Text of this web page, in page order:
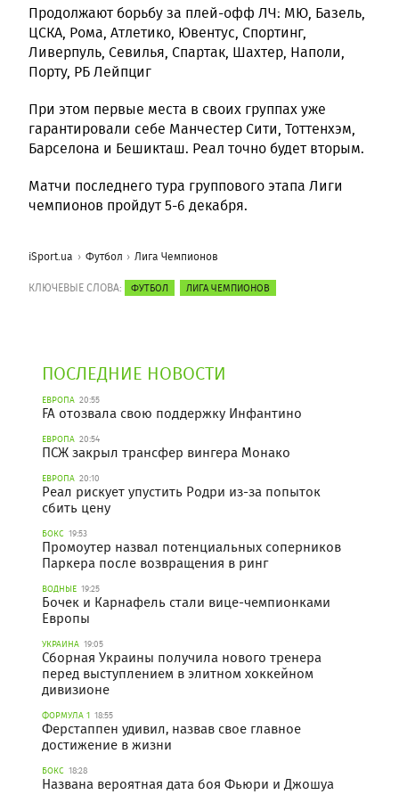
Продолжают борьбу за плей-офф ЛЧ: МЮ, Базель,
ЦСКА, Рома, Атлетико, Ювентус, Спортинг,
Ливерпуль, Севилья, Спартак, Шахтер, Наполи,
Порту, РБ Лейпциг
При этом первые места в своих группах уже
гарантировали себе Манчестер Сити, Тоттенхэм,
Барселона и Бешикташ. Реал точно будет вторым.
Матчи последнего тура группового этапа Лиги
чемпионов пройдут 5-6 декабря.
iSport.ua Футбол Лига Чемпионов
КЛЮЧЕВЫЕ СЛОВА: ФУТБОЛ ЛИГА ЧЕМПИОНОВ
ПОСЛЕДНИЕ НОВОСТИ
ЕВРОПА 20:55
FA отозвала свою поддержку Инфантино
ЕВРОПА 20:54
ПСЖ закрыл трансфер вингера Монако
ЕВРОПА 20:10
Реал рискует упустить Родри из-за попыток
сбить цену
БОКС 19:53
Промоутер назвал потенциальных соперников
Паркера после возвращения в ринг
ВОДНЫЕ 19:25
Бочек и Карнафель стали вице-чемпионками
Европы
УКРАИНА 19:05
Сборная Украины получила нового тренера
перед выступлением в элитном хоккейном
дивизионе
ФОРМУЛА 1 18:55
Ферстаппен удивил, назвав свое главное
достижение в жизни
БОКС 18:28
Названа вероятная дата боя Фьюри и Джошуа